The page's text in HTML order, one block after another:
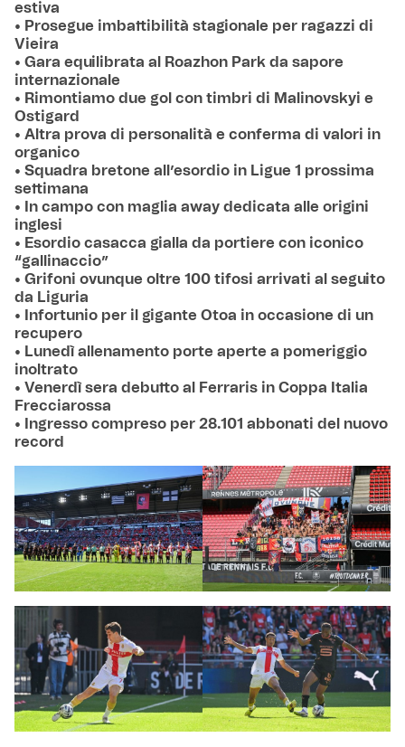
estiva
• Prosegue imbattibilità stagionale per ragazzi di
Vieira
• Gara equilibrata al Roazhon Park da sapore
internazionale
• Rimontiamo due gol con timbri di Malinovskyi e
Ostigard
• Altra prova di personalità e conferma di valori in
organico
• Squadra bretone all’esordio in Ligue 1 prossima
settimana
• In campo con maglia away dedicata alle origini
inglesi
• Esordio casacca gialla da portiere con iconico
“gallinaccio”
• Grifoni ovunque oltre 100 tifosi arrivati al seguito
da Liguria
• Infortunio per il gigante Otoa in occasione di un
recupero
• Lunedì allenamento porte aperte a pomeriggio
inoltrato
• Venerdì sera debutto al Ferraris in Coppa Italia
Frecciarossa
• Ingresso compreso per 28.101 abbonati del nuovo
record